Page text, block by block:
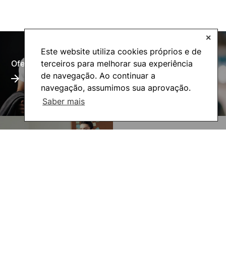
Este website utiliza cookies próprios e de
terceiros para melhorar sua experiência
de navegação. Ao continuar a
navegação, assumimos sua aprovação.
Saber mais
✕
Oferta Formativa Alumni